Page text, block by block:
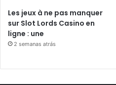
Les jeux à ne pas manquer
sur Slot Lords Casino en
ligne : une
2 semanas atrás